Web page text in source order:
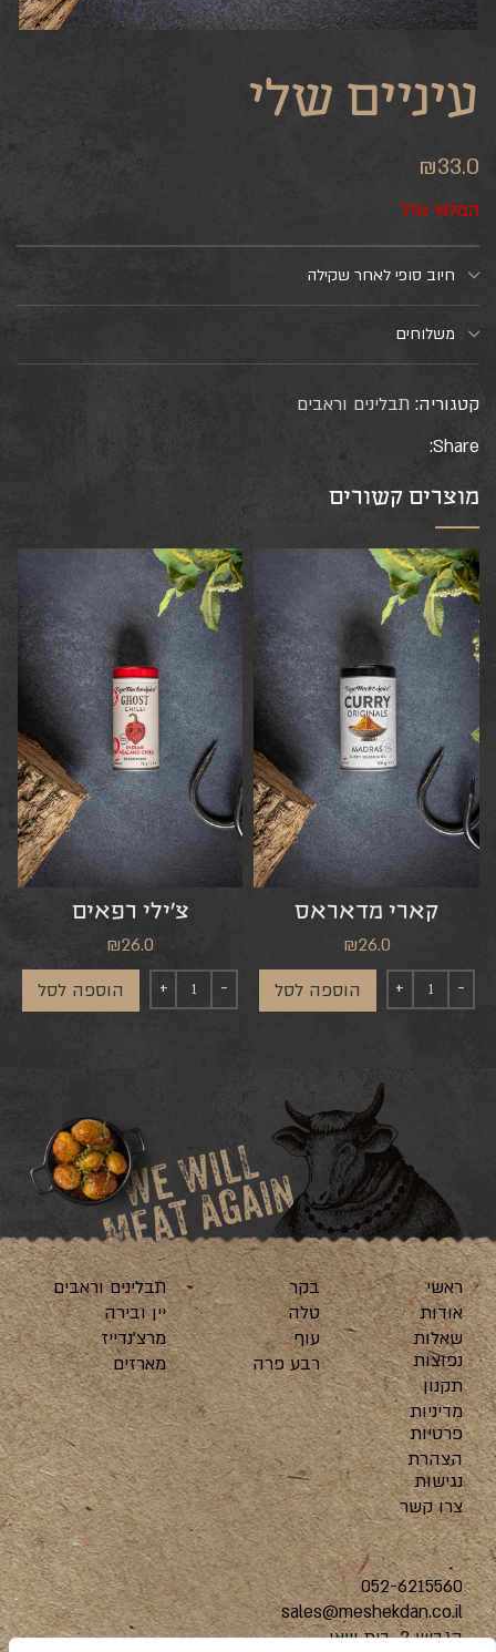
עיניים שלי
₪33.0
המלאי אזל
חיוב סופי לאחר שקילה
משלוחים
קטגוריה: תבלינים וראבים
Share:
מוצרים קשורים
קארי מדאראס
₪26.0
הוספה לסל
צ’ילי רפאים
₪26.0
הוספה לסל
ראשי
אודות
שאלות
נפוצות
תקנון
מדיניות
פרטיות
הצהרת
נגישות
צרו קשר
בקר
טלה
עוף
רבע פרה
תבלינים וראבים
יין ובירה
מרצ’נדייז
מארזים
052-6215560
sales@meshekdan.co.il
הגביש 2, בית שאן